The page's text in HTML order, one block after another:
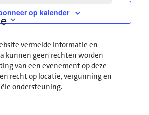
op kalender
vermelde informatie en
kunnen geen rechten worden
van een evenement op deze
recht op locatie, vergunning en
ondersteuning.